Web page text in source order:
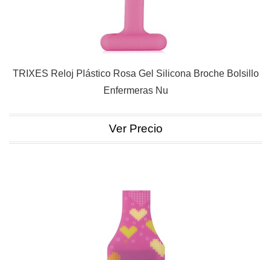
TRIXES Reloj Plástico Rosa Gel Silicona Broche Bolsillo
Enfermeras Nu
Ver Precio